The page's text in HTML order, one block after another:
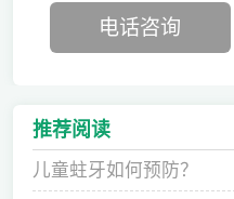
电话咨询
推荐阅读
儿童蛀牙如何预防？